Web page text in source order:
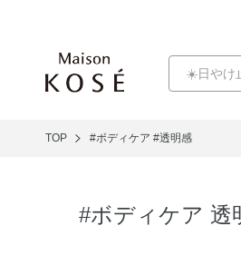
TOP #ボディケア #透明感
#ボディケア 透